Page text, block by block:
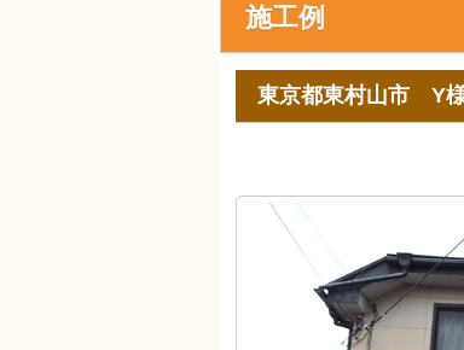
施工例
東京都東村山市 Y